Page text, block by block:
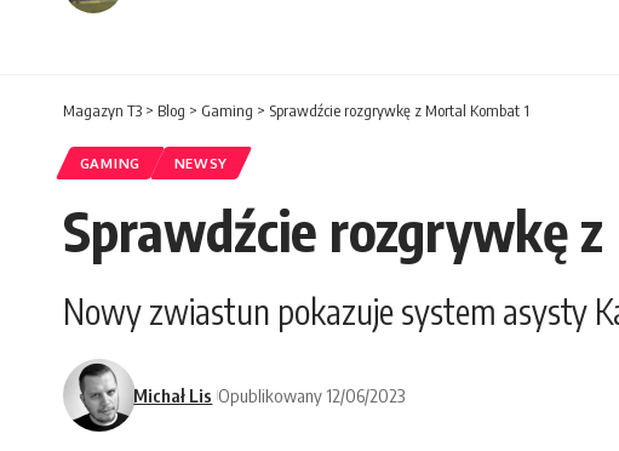
Magazyn T3 > Blog > Gaming > Sprawdźcie rozgrywkę z Mortal Kombat 1
GAMING NEWSY
Sprawdźcie rozgrywkę
Nowy zwiastun pokazuje system asysty
Michał Lis Opublikowany 12/06/2023